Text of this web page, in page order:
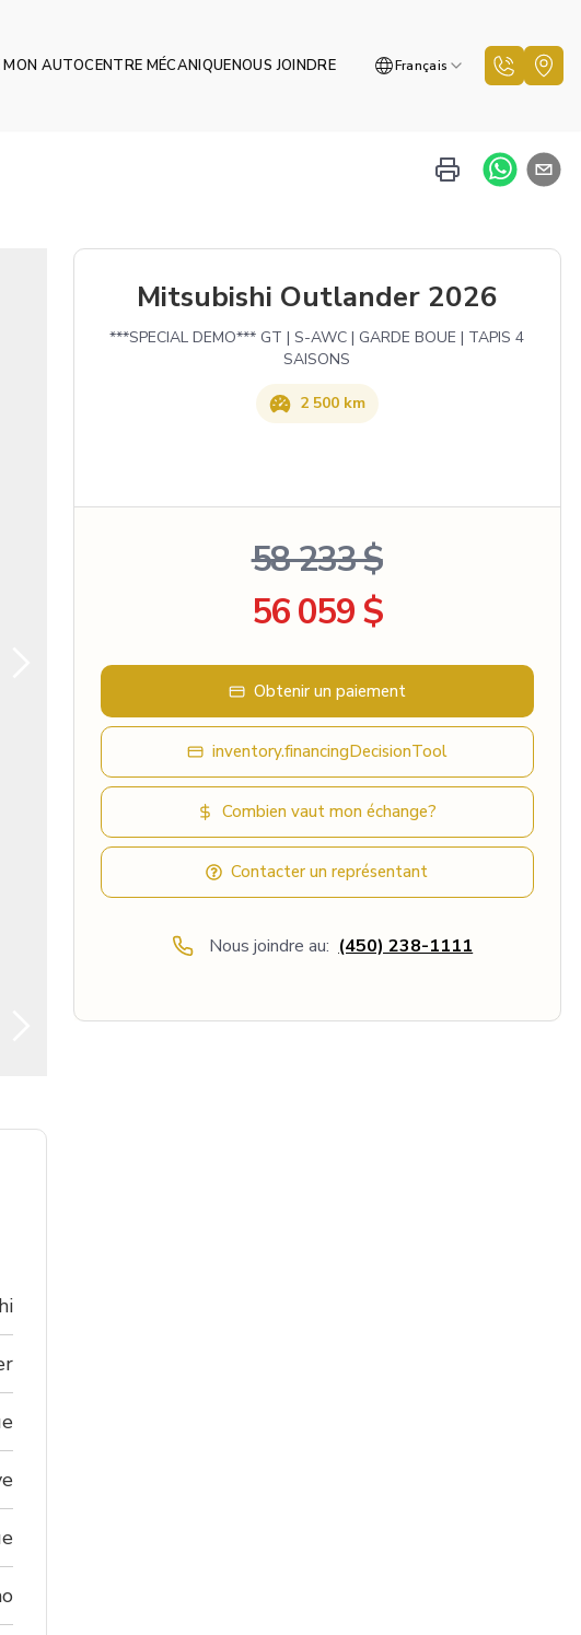
MON AUTOCENTRE MÉCANIQUENOUS JOINDRE Français
Mitsubishi Outlander 2026
***SPECIAL DEMO*** GT | S-AWC | GARDE BOUE | TAPIS 4
SAISONS
2 500 km
58 233 $
56 059 $
Obtenir un paiement
inventory.financingDecisionTool
Combien vaut mon échange?
Contacter un représentant
Nous joindre au: (450) 238-1111